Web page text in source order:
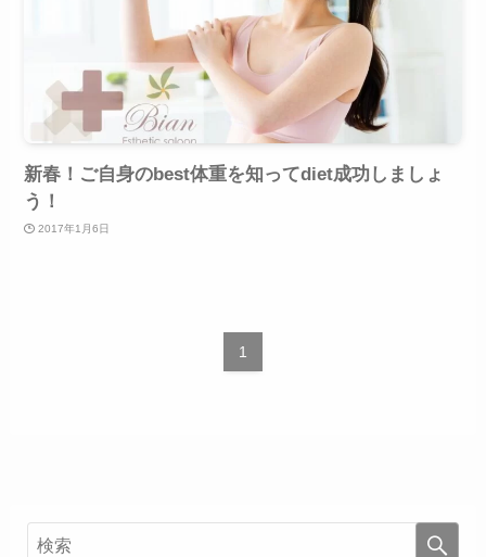
新春！ご自身のbest体重を知ってdiet成功しましょ
う！
2017年1月6日
1